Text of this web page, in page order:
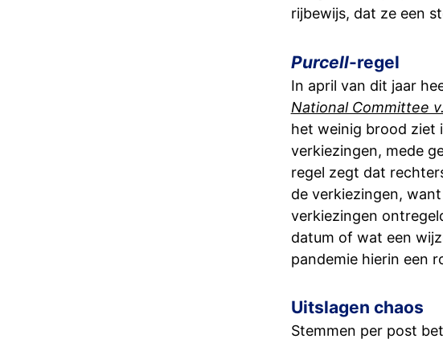
rijbewijs, dat ze een
Purcell-regel
In april van dit jaar
National Committee
het weinig brood ziet
verkiezingen, mede
regel zegt dat
de verkiezingen,
verkiezingen
datum of wat een
pandemie hierin een
Uitslagen chaos
Stemmen per post